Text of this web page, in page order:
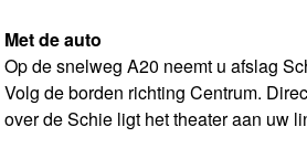
Met de auto
Op de snelweg A20 neemt u afslag
Volg de borden richting Centrum.
over de Schie ligt het theater aan uw